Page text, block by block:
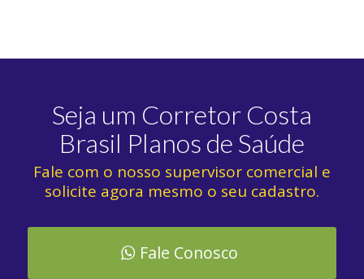
Seja um Corretor Costa
Brasil Planos de Saúde
Fale com o nosso supervisor comercial e
solicite agora mesmo o seu cadastro.
Fale Conosco